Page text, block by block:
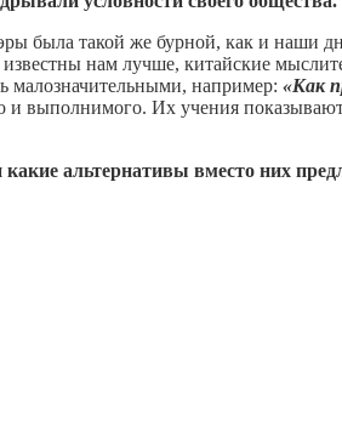
была такой же бурной, как и наши
нам лучше, китайские
малозначительными, например: «Как
и выполнимого. Их учения
альтернативы вместо них